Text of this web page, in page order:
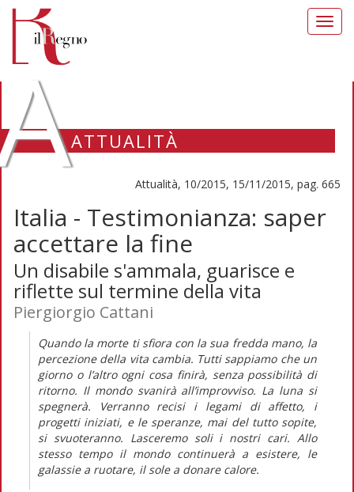
ATTUALITÀ
Attualità, 10/2015, 15/11/2015, pag. 665
Italia - Testimonianza: saper
accettare la fine
Un disabile s'ammala, guarisce e
riflette sul termine della vita
Piergiorgio Cattani
Quando la morte ti sfiora con la sua fredda mano, la
percezione della vita cambia. Tutti sappiamo che un
giorno o l’altro ogni cosa finirà, senza possibilità di
ritorno. Il mondo svanirà all’improvviso. La luna si
spegnerà. Verranno recisi i legami di affetto, i
progetti iniziati, e le speranze, mai del tutto sopite,
si svuoteranno. Lasceremo soli i nostri cari. Allo
stesso tempo il mondo continuerà a esistere, le
galassie a ruotare, il sole a donare calore.